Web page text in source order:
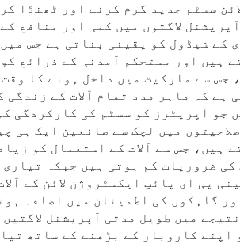
سسٹم جدید گرم کرنے اور ٹھنڈا
کے شیڈول کو یقینی بناتی ہے جس
ہیں اور مستحکم آمدنی کے ذرائع
جس سے مارکیٹ میں داخل ہونے کا
ہے کہ ماہر مدد تمام آلات کے
جو آپریٹرز کو سسٹم کی کارکردگی
میں لچک سے صانعین ایک ہی
ہیں، جس سے آلات کے استعمال کو
ضروریات کم ہوتی ہیں جبکہ
پی ای پائپ ایکسٹروژن لائن کے
گاہکوں کی اطمینان میں اضافہ
میں طویل مدتی آپریشنل
اپنے کاروبار کے بڑھنے کے ساتھ